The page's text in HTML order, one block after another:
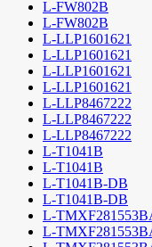
L-FW802B
L-FW802B
L-LLP1601621
L-LLP1601621
L-LLP1601621
L-LLP1601621
L-LLP8467222
L-LLP8467222
L-LLP8467222
L-T1041B
L-T1041B
L-T1041B-DB
L-T1041B-DB
L-
L-